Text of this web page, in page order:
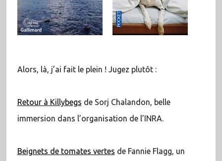
Alors, là, j’ai fait le plein ! Jugez plutôt :
Retour à Killybegs de Sorj Chalandon, belle
immersion dans l’organisation de l’INRA.
Beignets de tomates vertes de Fannie Flagg, un